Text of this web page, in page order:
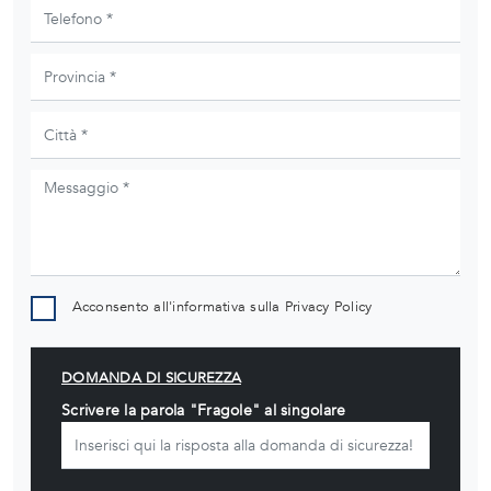
Acconsento all'informativa sulla Privacy Policy
DOMANDA DI SICUREZZA
Scrivere la parola "Fragole" al singolare